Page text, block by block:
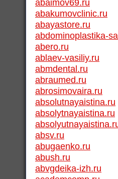
abaimov69.ru
abakumovclinic.ru
abayastore.ru
abdominoplastika-
abero.ru
ablaev-vasiliy.ru
abmdental.ru
abraumed.ru
abrosimovaira.ru
absolutnayaistina.ru
absolytnayaistina.ru
absv.ru
abugaenko.ru
abush.ru
abvgdeika-izh.ru